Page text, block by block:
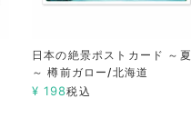
日本の絶景ポストカード ～夏
～ 樽前ガロー/北海道
¥ 198税込